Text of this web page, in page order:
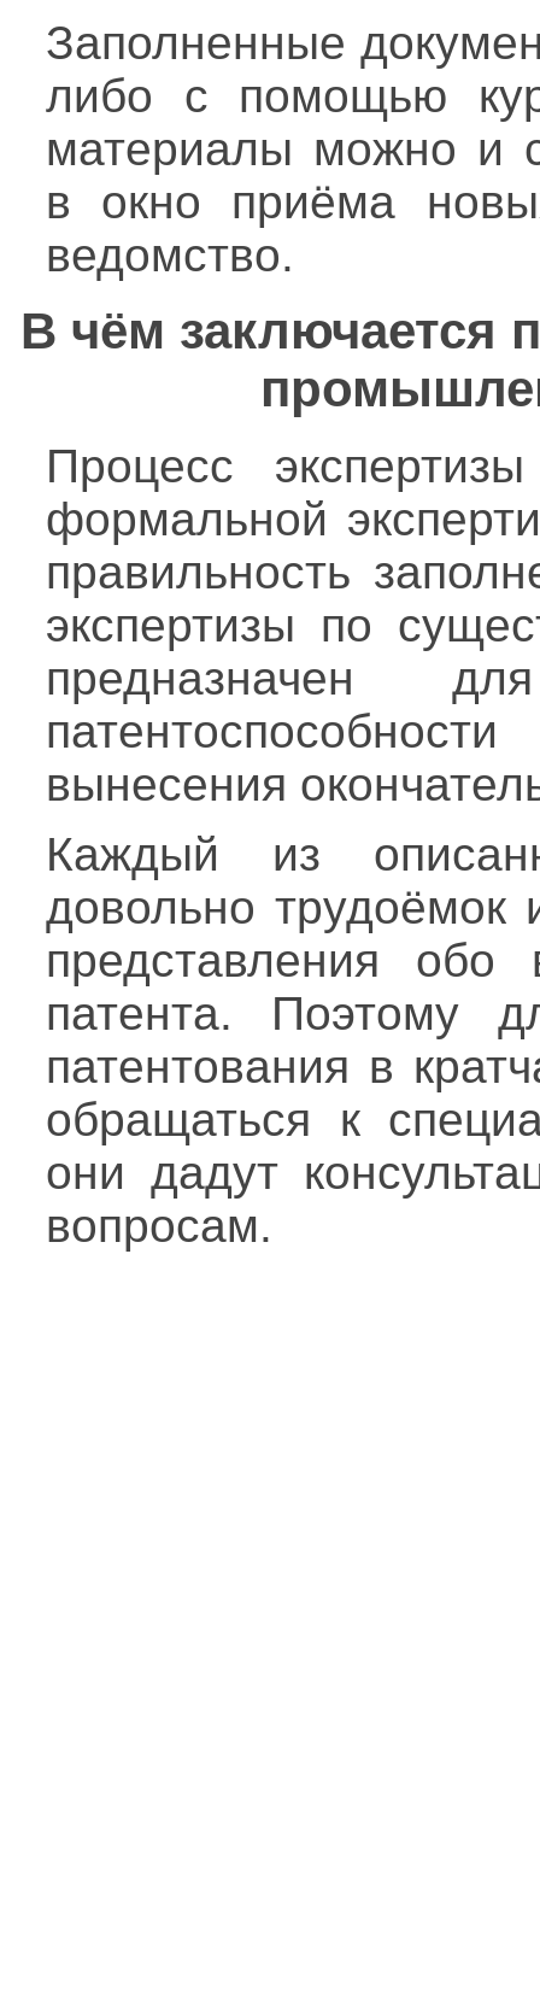
Заполненные
либо с помощью
материалы можно и
в окно приёма
ведомство.
В чём заключается
Процесс
формальной
правильность
экспертизы по
предназначен
вынесения
Каждый из
довольно
представления обо
патента. Поэтому
патентования в
обращаться к
они дадут
вопросам.